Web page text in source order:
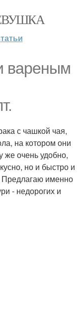
вареным
с чашкой чая,
на котором они
же очень удобно,
но и быстро и
Предлагаю именно
- недорогих и